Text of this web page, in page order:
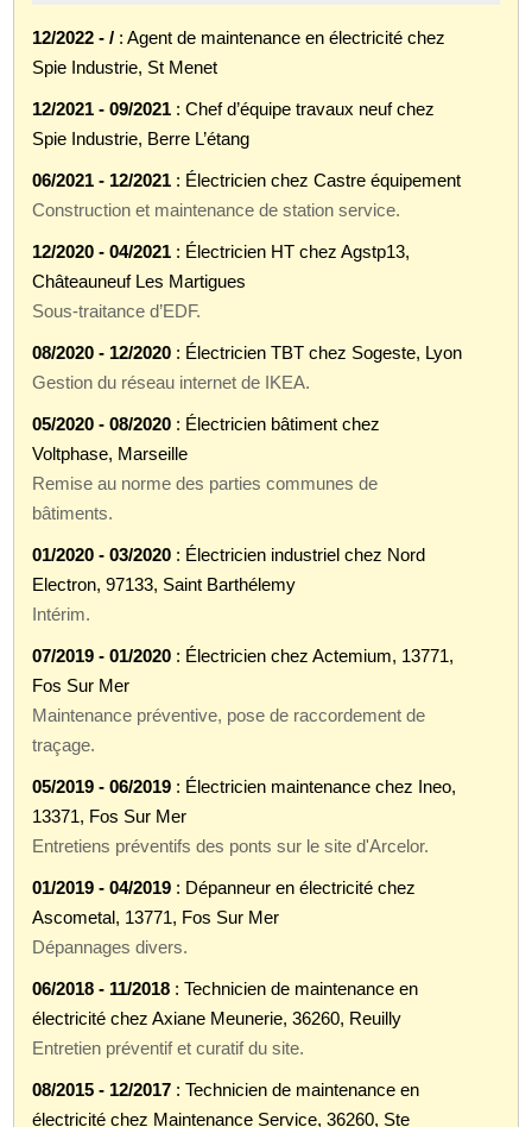
12/2022 - / : Agent de maintenance en électricité chez
Spie Industrie, St Menet
12/2021 - 09/2021 : Chef d’équipe travaux neuf chez
Spie Industrie, Berre L’étang
06/2021 - 12/2021 : Électricien chez Castre équipement
Construction et maintenance de station service.
12/2020 - 04/2021 : Électricien HT chez Agstp13,
Châteauneuf Les Martigues
Sous-traitance d’EDF.
08/2020 - 12/2020 : Électricien TBT chez Sogeste, Lyon
Gestion du réseau internet de IKEA.
05/2020 - 08/2020 : Électricien bâtiment chez
Voltphase, Marseille
Remise au norme des parties communes de
bâtiments.
01/2020 - 03/2020 : Électricien industriel chez Nord
Electron, 97133, Saint Barthélemy
Intérim.
07/2019 - 01/2020 : Électricien chez Actemium, 13771,
Fos Sur Mer
Maintenance préventive, pose de raccordement de
traçage.
05/2019 - 06/2019 : Électricien maintenance chez Ineo,
13371, Fos Sur Mer
Entretiens préventifs des ponts sur le site d'Arcelor.
01/2019 - 04/2019 : Dépanneur en électricité chez
Ascometal, 13771, Fos Sur Mer
Dépannages divers.
06/2018 - 11/2018 : Technicien de maintenance en
électricité chez Axiane Meunerie, 36260, Reuilly
Entretien préventif et curatif du site.
08/2015 - 12/2017 : Technicien de maintenance en
électricité chez Maintenance Service, 36260, Ste